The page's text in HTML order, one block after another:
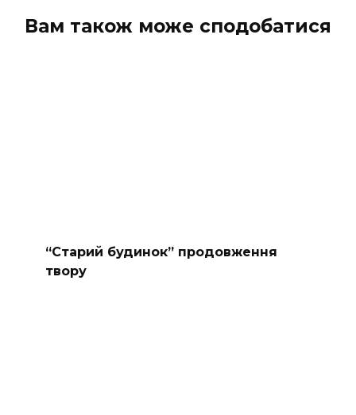
Вам також може сподобатися
“Старий будинок” продовження
твору